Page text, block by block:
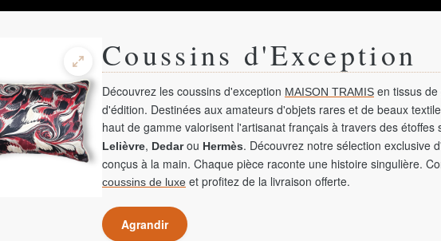
Coussins d'Exception
Découvrez les coussins d'exception MAISON TRAMIS en tissus
d'édition. Destinées aux amateurs d'objets rares et de beaux
haut de gamme valorisent l'artisanat français à travers des étoffes
Lelièvre, Dedarou Hermès. Découvrez notre sélection exclusive
conçus à la main. Chaque pièce raconte une histoire singulière.
coussins de luxe et profitez de la livraison offerte.
Agrandir